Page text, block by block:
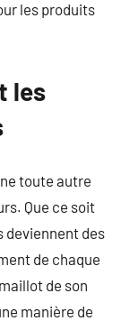
les produits
les
toute autre
Que ce soit
deviennent des
de chaque
de son
manière de